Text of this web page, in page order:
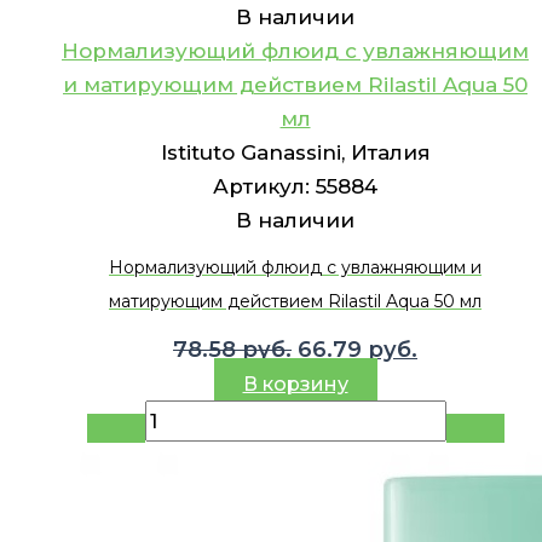
В наличии
Нормализующий флюид с увлажняющим
и матирующим действием Rilastil Aqua 50
мл
Istituto Ganassini, Италия
Артикул: 55884
В наличии
Нормализующий флюид с увлажняющим и
матирующим действием Rilastil Aqua 50 мл
78.58руб. Первоначальная
цена
78.58 руб..
66.79 руб.
66.79 руб..
В корзину